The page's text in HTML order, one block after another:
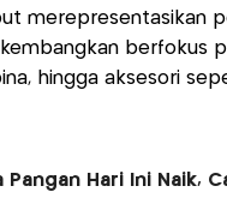
merepresentasikan
berfokus
hingga aksesori
Pangan Hari Ini Naik,